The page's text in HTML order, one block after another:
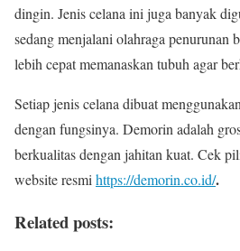
dingin. Jenis celana ini juga banyak
sedang menjalani olahraga penurunan
lebih cepat memanaskan tubuh agar
Setiap jenis celana dibuat
dengan fungsinya. Demorin adalah
berkualitas dengan jahitan kuat. Cek
website resmi https://demorin.co.id/.
Related posts: